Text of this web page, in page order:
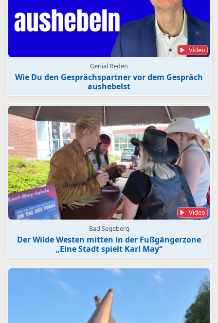
Video
Genial Reden
Wie Du den Gesprächspartner vor dem Gespräch
aushebelst
Video
Bad Segeberg
Der Wilde Westen mitten in der Fußgängerzone
„Eine Stadt spielt Karl May“